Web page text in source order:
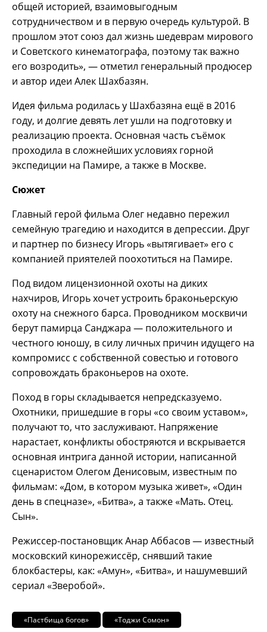
общей историей, взаимовыгодным
сотрудничеством и в первую очередь культурой. В
прошлом этот союз дал жизнь шедеврам мирового
и Советского кинематографа, поэтому так важно
его возродить», — отметил генеральный продюсер
и автор идеи Алек Шахбазян.
Идея фильма родилась у Шахбазяна ещё в 2016
году, и долгие девять лет ушли на подготовку и
реализацию проекта. Основная часть съёмок
проходила в сложнейших условиях горной
экспедиции на Памире, а также в Москве.
Сюжет
Главный герой фильма Олег недавно пережил
семейную трагедию и находится в депрессии. Друг
и партнер по бизнесу Игорь «вытягивает» его с
компанией приятелей поохотиться на Памире.
Под видом лицензионной охоты на диких
нахчиров, Игорь хочет устроить браконьерскую
охоту на снежного барса. Проводником москвичи
берут памирца Санджара — положительного и
честного юношу, в силу личных причин идущего на
компромисс с собственной совестью и готового
сопровождать браконьеров на охоте.
Поход в горы складывается непредсказуемо.
Охотники, пришедшие в горы «со своим уставом»,
получают то, что заслуживают. Напряжение
нарастает, конфликты обостряются и вскрывается
основная интрига данной истории, написанной
сценаристом Олегом Денисовым, известным по
фильмам: «Дом, в котором музыка живет», «Один
день в спецназе», «Битва», а также «Мать. Отец.
Сын».
Режиссер-постановщик Анар Аббасов — известный
московский кинорежиссёр, снявший такие
блокбастеры, как: «Амун», «Битва», и нашумевший
сериал «Зверобой».
«Пастбища богов» «Тоджи Сомон»